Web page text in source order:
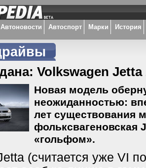
Автоновости Автоспорт Марки История
Volkswagen Jetta
Новая модель
неожиданностью:
лет существования
фольксвагеновская
«гольфом».
(считается уже VI